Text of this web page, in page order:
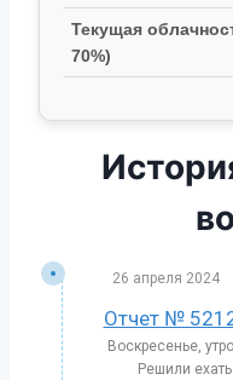
Текущая
70%)
26 апреля 2024
Отчет №
Воскресенье,
Решили